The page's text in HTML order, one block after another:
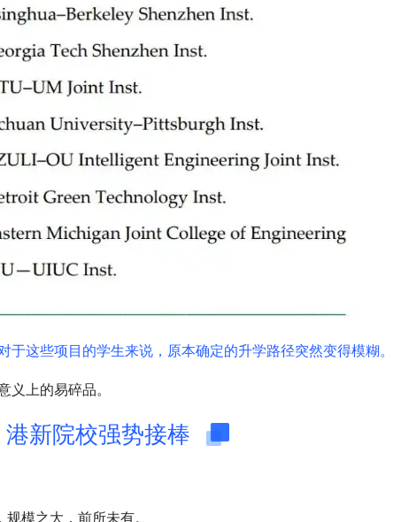
于这些项目的学生来说，原本确定的升学路径突然变得模糊。
上的易碎品。
港新院校强势接棒
，规模之大，前所未有。